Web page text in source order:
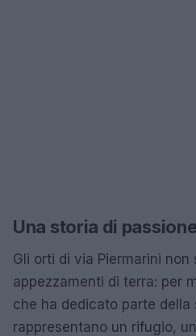
Una storia di
Gli orti di via Piermarini non
appezzamenti di terra: per
che ha dedicato parte della
rappresentano un rifugio,